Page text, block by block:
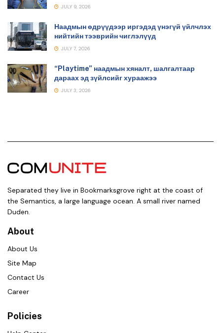
JULY 9, 2026
Наадмын өдрүүдээр иргэдэд үнэгүй үйлчлэх
нийтийн тээврийн чиглэлүүд
JULY 7, 2026
“Playtime” наадмын хяналт, шалгалтаар
дараах эд зүйлсийг хураажээ
JULY 3, 2026
Separated they live in Bookmarksgrove right at the coast of
the Semantics, a large language ocean. A small river named
Duden.
About
About Us
Site Map
Contact Us
Career
Policies